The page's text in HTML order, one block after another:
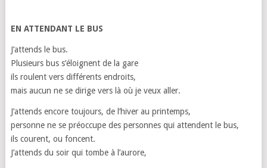
EN ATTENDANT LE BUS
J’attends le bus.
Plusieurs bus s’éloignent de la gare
ils roulent vers différents endroits,
mais aucun ne se dirige vers là où je veux aller.
J’attends encore toujours, de l’hiver au printemps,
personne ne se préoccupe des personnes qui attendent le bus,
ils courent, ou foncent.
J’attends du soir qui tombe à l’aurore,